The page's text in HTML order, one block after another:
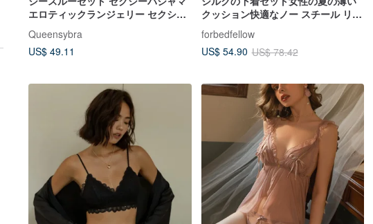
エロティックランジェリー セクシー
ランジェリー 肌触りの良いシルクパ
ジャマ セクシーパジャマ サテンパジ
ャマ
Queensybra
US$ 49.11
クッション快適なノー スチール リン
グ フランスの三角形カップ ブラジャ
ー
forbedfellow
US$ 54.90 US$ 78.42